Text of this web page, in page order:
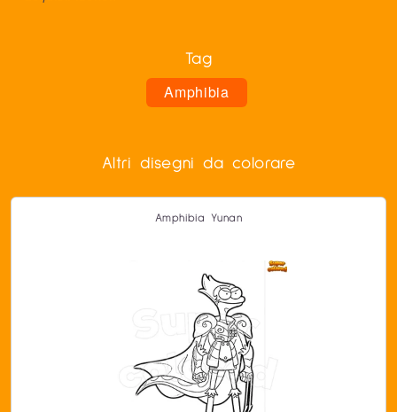
Tag
Amphibia
Altri disegni da colorare
Amphibia Yunan